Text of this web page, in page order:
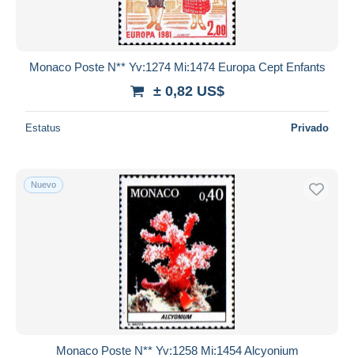
Monaco Poste N** Yv:1274 Mi:1474 Europa Cept Enfants
± 0,82 US$
Estatus Privado
Nuevo
Monaco Poste N** Yv:1258 Mi:1454 Alcyonium